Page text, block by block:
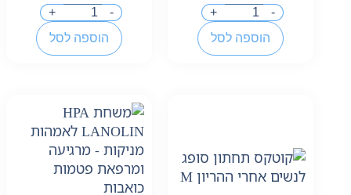
-
+
הוספה לסל
-
+
הוספה לסל